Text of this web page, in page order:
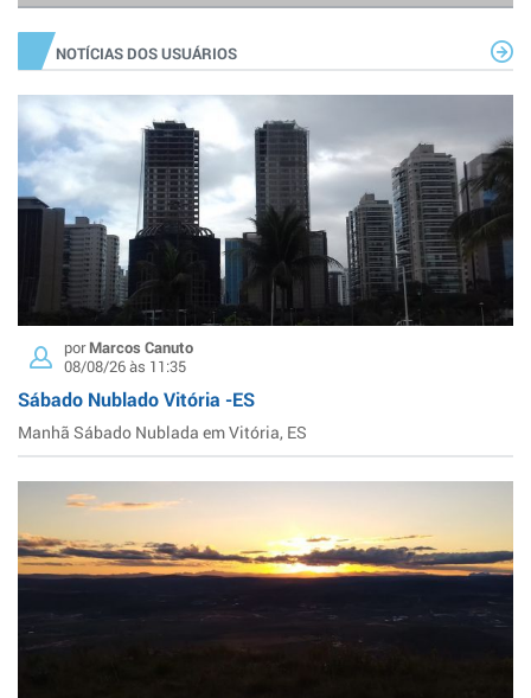
NOTÍCIAS DOS USUÁRIOS
porMarcos Canuto
08/08/26 às 11:35
Sábado Nublado Vitória -ES
Manhã Sábado Nublada em Vitória, ES